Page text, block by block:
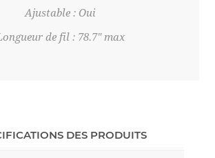
Ajustable : Oui
de fil : 78.7" max
DES PRODUITS